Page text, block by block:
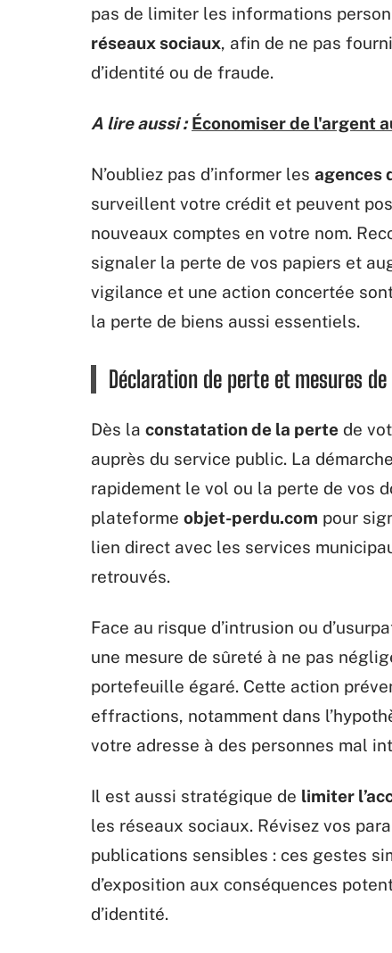
pas de limiter les informations
réseaux sociaux, afin de ne pas
d’identité ou de fraude.
A lire aussi : Économiser de l'argent
N’oubliez pas d’informer les agences
surveillent votre crédit et peuvent
nouveaux comptes en votre nom.
signaler la perte de vos papiers et
vigilance et une action concertée
la perte de biens aussi essentiels.
Déclaration de perte et mesures
Dès la constatation de la perte de
auprès du service public. La
rapidement le vol ou la perte de vos
plateforme objet-perdu.com pour
lien direct avec les services
retrouvés.
Face au risque d’intrusion ou
une mesure de sûreté à ne pas
portefeuille égaré. Cette action
effractions, notamment dans
votre adresse à des personnes mal
Il est aussi stratégique de limiter
les réseaux sociaux. Révisez vos
publications sensibles : ces gestes
d’exposition aux conséquences
d’identité.